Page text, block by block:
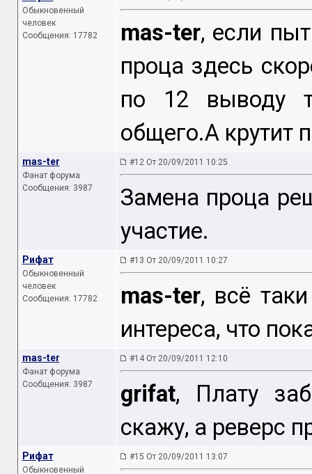
Обыкновенный
человек
Сообщения: 17782
mas-ter, если
проца здесь
по 12 выводу
общего.А крутит
mas-ter
Фанат форума
Сообщения: 3987
#12 От 20/09/2011 10:25
Замена проца
участие.
Рифат
Обыкновенный
человек
Сообщения: 17782
#13 От 20/09/2011 10:27
mas-ter, всё
интереса, что
mas-ter
Фанат форума
Сообщения: 3987
#14 От 20/09/2011 12:10
grifat, Плату
скажу, а реверс
Рифат
Обыкновенный
#15 От 20/09/2011 13:07